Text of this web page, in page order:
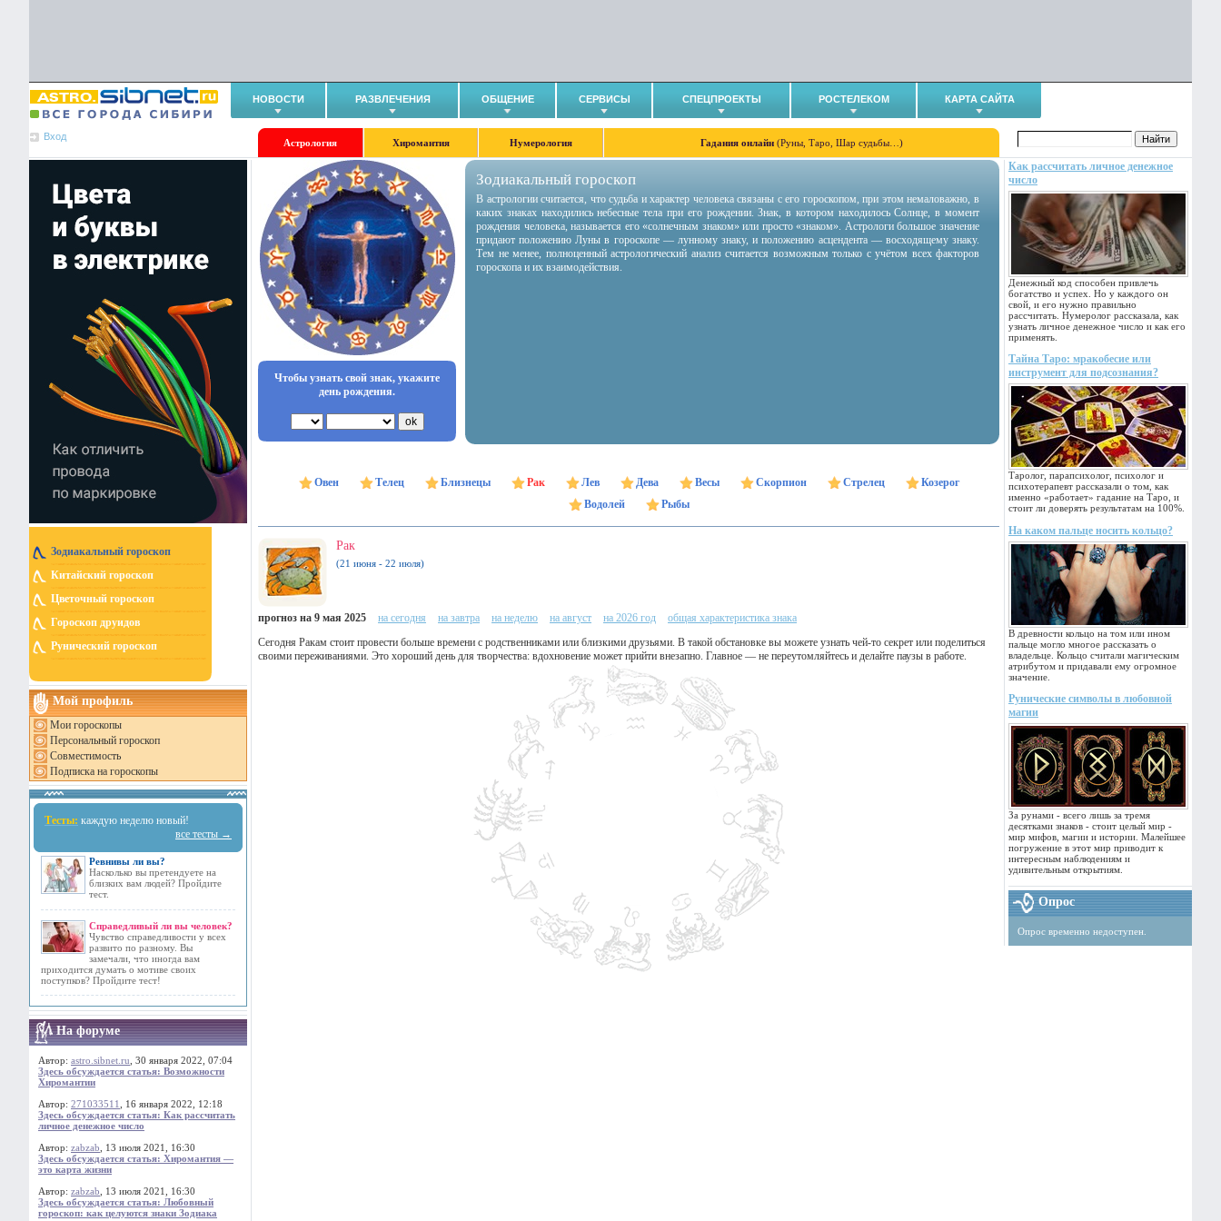
НОВОСТИ РАЗВЛЕЧЕНИЯ ОБЩЕНИЕ СЕРВИСЫ СПЕЦПРОЕКТЫ РОСТЕЛЕКОМ КАРТА САЙТА
Вход
Астрология Хиромантия Нумерология Гадания онлайн (Руны, Таро, Шар судьбы…)
Зодиакальный гороскоп
Китайский гороскоп
Цветочный гороскоп
Гороскоп друидов
Рунический гороскоп
Мой профиль
Мои гороскопы
Персональный гороскоп
Совместимость
Подписка на гороскопы
Тесты: каждую неделю новый!
все тесты →
Ревнивы ли вы?
Насколько вы претендуете на
близких вам людей? Пройдите
тест.
Справедливый ли вы человек?
Чувство справедливости у всех
развито по разному. Вы
замечали, что иногда вам
приходится думать о мотиве своих
поступков? Пройдите тест!
На форуме
Автор: astro.sibnet.ru , 30 января 2022, 07:04
Здесь обсуждается статья: Возможности
Хиромантии
Автор: 271033511
, 16 января 2022, 12:18
Здесь обсуждается статья: Как рассчитать
личное денежное число
Автор: zabzab , 13 июля 2021, 16:30
Здесь обсуждается статья: Хиромантия —
это карта жизни
Автор: zabzab , 13 июля 2021, 16:30
Здесь обсуждается статья: Любовный
гороскоп: как целуются знаки Зодиака
Как рассчитать личное денежное
число
Денежный код способен привлечь
богатство и успех. Но у каждого он
свой, и его нужно правильно
рассчитать. Нумеролог рассказала, как
узнать личное денежное число и как его
применять.
Тайна Таро: мракобесие или
инструмент для подсознания?
Таролог, парапсихолог, психолог и
психотерапевт рассказали о том, как
именно «работает» гадание на Таро, и
стоит ли доверять результатам на 100%.
На каком пальце носить кольцо?
В древности кольцо на том или ином
пальце могло многое рассказать о
владельце. Кольцо считали магическим
атрибутом и придавали ему огромное
значение.
Рунические символы в любовной
магии
За рунами - всего лишь за тремя
десятками знаков - стоит целый мир -
мир мифов, магии и истории. Малейшее
погружение в этот мир приводит к
интересным наблюдениям и
удивительным открытиям.
Опрос
Опрос временно недоступен.
Чтобы узнать свой знак, укажите
день рождения.
Зодиакальный гороскоп
В астрологии считается, что судьба и характер человека связаны с его гороскопом, при этом немаловажно, в
каких знаках находились небесные тела при его рождении. Знак, в котором находилось Солнце, в момент
рождения человека, называется его «солнечным знаком» или просто «знаком». Астрологи большое значение
придают положению Луны в гороскопе — лунному знаку, и положению асцендента — восходящему знаку.
Тем не менее, полноценный астрологический анализ считается возможным только с учётом всех факторов
гороскопа и их взаимодействия.
Овен Телец Близнецы Рак Лев Дева Весы Скорпион Стрелец
Козерог
Водолей
Рыбы
Рак
(21 июня - 22 июля)
прогноз на 9 мая 2025 на сегодня на завтра на неделю на август на 2026 год
общая характеристика знака
Сегодня Ракам стоит провести больше времени с родственниками или близкими друзьями. В такой обстановке вы можете узнать чей-то секрет или поделиться
своими переживаниями. Это хороший день для творчества: вдохновение может прийти внезапно. Главное — не переутомляйтесь и делайте паузы в работе.